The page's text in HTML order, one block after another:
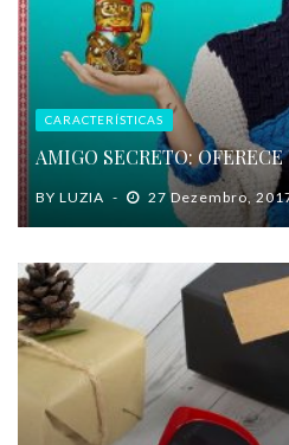
CARACTERÍSTICAS
AMIGO SECRETO:
BY LUZIA 27 Dezembro,